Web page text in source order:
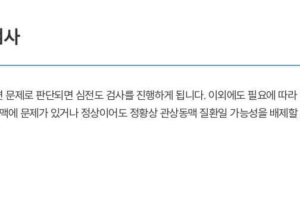
문제로 판단되면 심전도 검사를 진행하게 됩니다. 이외에도 필요에 따
에 문제가 있거나 정상이어도 정황상 관상동맥 질환일 가능성을 배제